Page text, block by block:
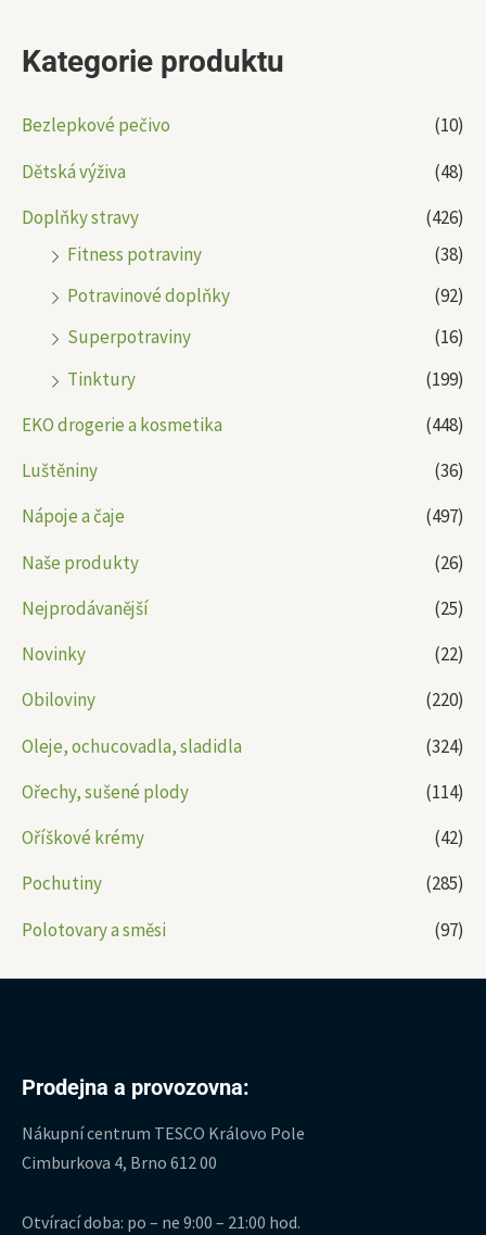
Kategorie produktu
Bezlepkové pečivo
(10)
Dětská výživa
(48)
Doplňky stravy
(426)
Fitness potraviny
(38)
Potravinové doplňky
(92)
Superpotraviny
(16)
Tinktury
(199)
EKO drogerie a kosmetika
(448)
Luštěniny
(36)
Nápoje a čaje
(497)
Naše produkty
(26)
Nejprodávanější
(25)
Novinky
(22)
Obiloviny
(220)
Oleje, ochucovadla, sladidla
(324)
Ořechy, sušené plody
(114)
Oříškové krémy
(42)
Pochutiny
(285)
Polotovary a směsi
(97)
Prodejna a provozovna:
Nákupní centrum TESCO Královo Pole
Cimburkova 4, Brno 612 00
Otvírací doba: po – ne 9:00 – 21:00 hod.